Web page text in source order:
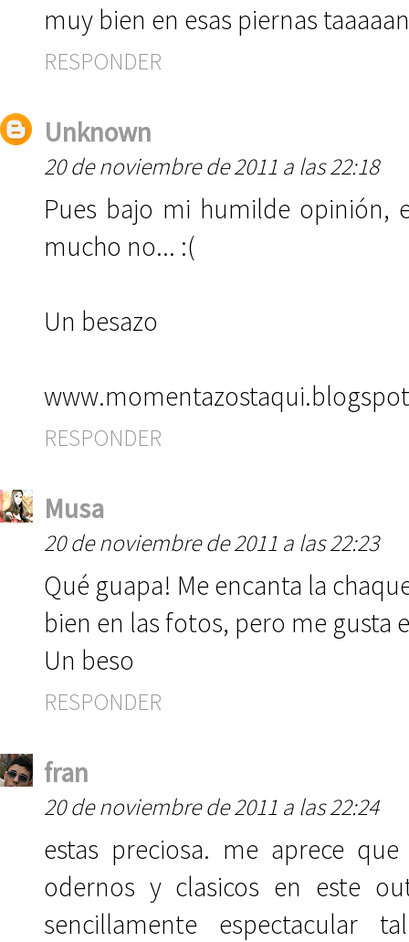
muy bien en esas piernas
RESPONDER
Unknown
20 de noviembre de 2011 a las 22:18
Pues bajo mi humilde opinión,
mucho no... :(
Un besazo
RESPONDER
Musa
20 de noviembre de 2011 a las 22:23
Qué guapa! Me encanta la
bien en las fotos, pero me gusta
Un beso
RESPONDER
fran
20 de noviembre de 2011 a las 22:24
estas preciosa. me aprece
odernos y clasicos en este
sencillamente